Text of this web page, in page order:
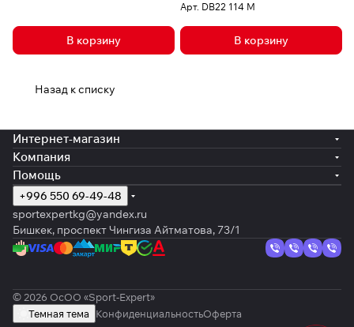
В корзину
Арт. DB22 114 M
В корзину
Назад к списку
Интернет-магазин
Компания
Помощь
+996 550 69-49-48
sportexpertkg@yandex.ru
Бишкек, проспект Чингиза Айтматова, 73/1
© 2026 ОсОО «Sport-Expert»
Темная тема
КонфиденциальностьОферта